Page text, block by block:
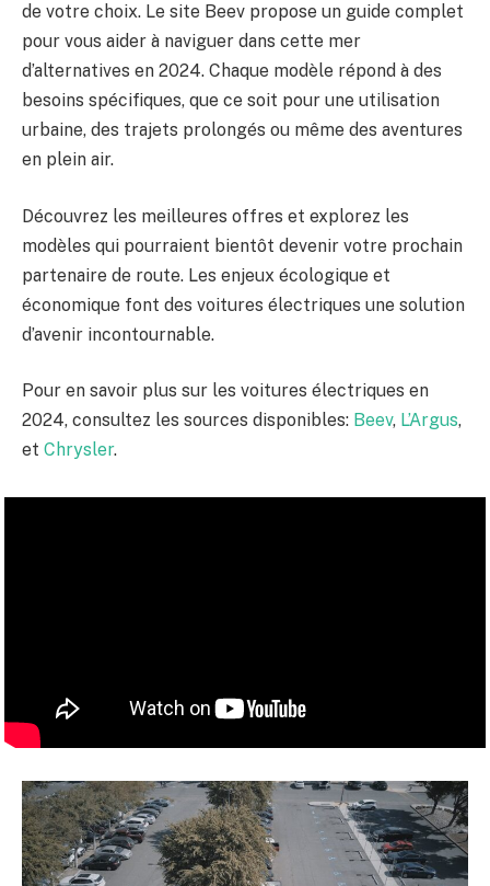
de votre choix. Le site Beev propose un guide complet
pour vous aider à naviguer dans cette mer
d’alternatives en 2024. Chaque modèle répond à des
besoins spécifiques, que ce soit pour une utilisation
urbaine, des trajets prolongés ou même des aventures
en plein air.
Découvrez les meilleures offres et explorez les
modèles qui pourraient bientôt devenir votre prochain
partenaire de route. Les enjeux écologique et
économique font des voitures électriques une solution
d’avenir incontournable.
Pour en savoir plus sur les voitures électriques en
2024, consultez les sources disponibles: Beev, L’Argus,
et Chrysler.